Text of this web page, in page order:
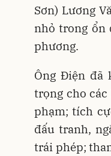
Sơn) Lương
nhỏ trong
phương.
Ông Điện đã
trọng cho
phạm; tích
đấu tranh,
trái phép;